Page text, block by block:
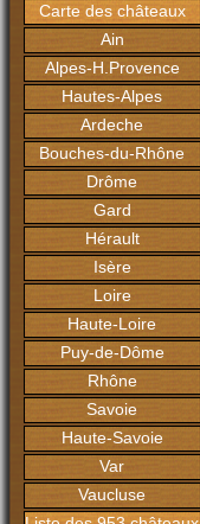
Carte des châteaux
Ain
Alpes-H.Provence
Hautes-Alpes
Ardeche
Bouches-du-Rhône
Drôme
Gard
Hérault
Isère
Loire
Haute-Loire
Puy-de-Dôme
Rhône
Savoie
Haute-Savoie
Var
Vaucluse